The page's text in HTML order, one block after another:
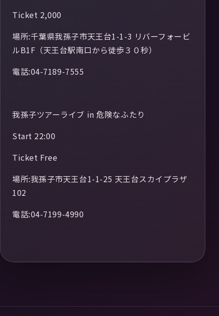
Ticket 2,000
場所:千葉県我孫子市天王台1-1-3 リバーフォービ
ルB1F（天王台駅南口から徒歩３０秒）
電話:04-7189-7555
我孫子ツアーライブ in 危険なふたり
Start 22:00
Ticket Free
場所:我孫子市天王台1-1-25 天王台スカイプラザ
102
電話:04-7199-4990